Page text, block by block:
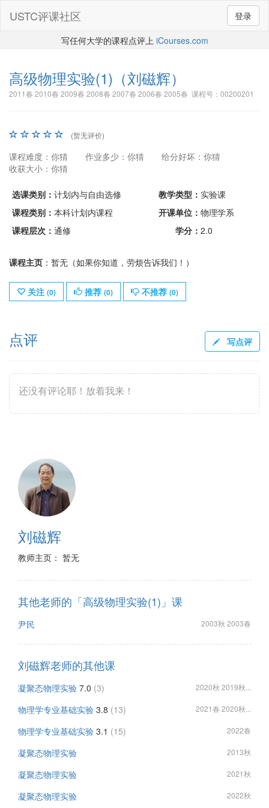
登录
USTC评课社区
写任何大学的课程点评上 iCourses.com
高级物理实验(1) （刘磁辉）
2011春 2010春 2009春 2008春 2007春 2006春 2005春 课程号：00200201
(暂无评价)
课程难度：你猜 作业多少：你猜
给分好坏：你猜
收获大小：你猜
选课类别： 计划内与自由选修 教学类型： 实验课
课程类别： 本科计划内课程 开课单位： 物理学系
课程层次： 通修 学分： 2.0
课程主页 ：暂无（如果你知道，劳烦告诉我们！）
关注 (0) 推荐 (0) 不推荐 (0)
点评 写点评
还没有评论耶！放着我来！
刘磁辉
教师主页： 暂无
其他老师的「高级物理实验(1)」课
尹民 2003秋 2003春
刘磁辉老师的其他课
凝聚态物理实验 7.0 (3) 2020秋 2019秋...
物理学专业基础实验 3.8 (13) 2021春 2020秋...
物理学专业基础实验 3.1 (15) 2022春
凝聚态物理实验 2013秋
凝聚态物理实验 2021秋
凝聚态物理实验 2022秋